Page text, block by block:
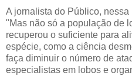
A jornalista do Público,
"Mas não só a população de
recuperou o suficiente para
espécie, como a ciência
faça diminuir o número de
especialistas em lobos e